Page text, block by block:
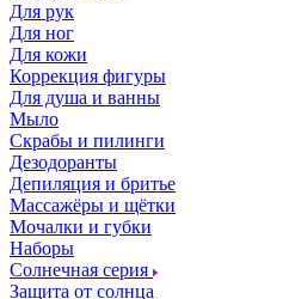
Для рук
Для ног
Для кожи
Коррекция фигуры
Для душа и ванны
Мыло
Скрабы и пилинги
Дезодоранты
Депиляция и бритье
Массажёры и щётки
Мочалки и губки
Наборы
Солнечная серия
Защита от солнца